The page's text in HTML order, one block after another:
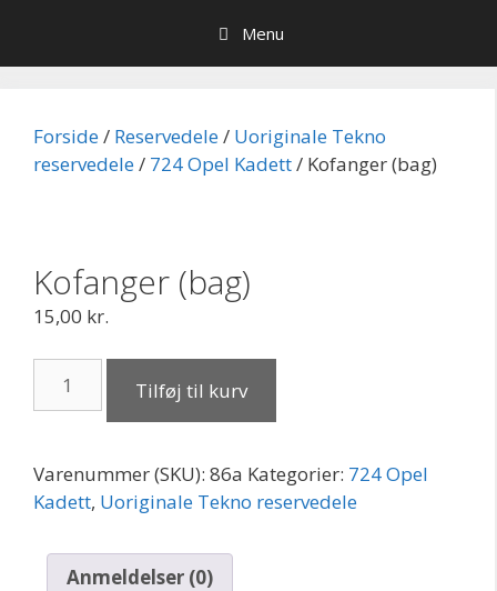
indhold
Menu
Forside/ Reservedele/ Uoriginale Tekno
reservedele/ 724 Opel Kadett/ Kofanger (bag)
Kofanger (bag)
15,00 kr.
(bag)
Tilføj til kurv
Varenummer (SKU): 86a Kategorier: 724 Opel
Kadett, Uoriginale Tekno reservedele
Anmeldelser (0)